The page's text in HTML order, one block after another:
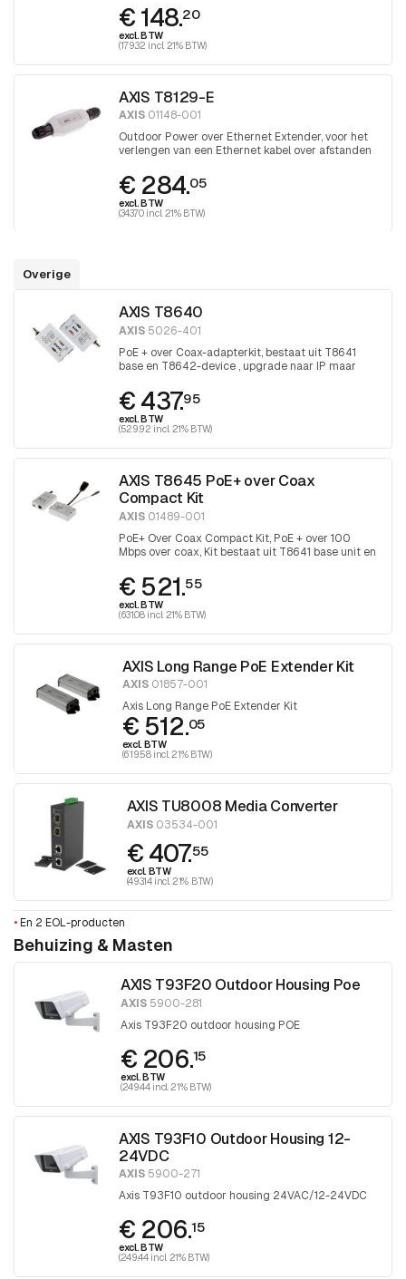
€ 148.20
excl. BTW
(179.32 incl. 21% BTW)
AXIS T8129-E
AXIS 01148-001
Outdoor Power over Ethernet Extender, voor het
verlengen van een Ethernet kabel over afstanden
€ 284.05
excl. BTW
(343.70 incl. 21% BTW)
Overige
AXIS T8640
AXIS 5026-401
PoE + over Coax-adapterkit, bestaat uit T8641
base en T8642-device , upgrade naar IP maar
€ 437.95
excl. BTW
(529.92 incl. 21% BTW)
AXIS T8645 PoE+ over Coax
Compact Kit
AXIS 01489-001
PoE+ Over Coax Compact Kit, PoE + over 100
Mbps over coax, Kit bestaat uit T8641 base unit en
€ 521.55
excl. BTW
(631.08 incl. 21% BTW)
AXIS Long Range PoE Extender Kit
AXIS01857-001
Axis Long Range PoE Extender Kit
€ 512.05
excl. BTW
(619.58 incl. 21% BTW)
AXIS TU8008 Media Converter
AXIS03534-001
€ 407.55
excl. BTW
(493.14 incl. 21% BTW)
• En 2 EOL-producten
Behuizing & Masten
AXIS T93F20 Outdoor Housing Poe
AXIS5900-281
Axis T93F20 outdoor housing POE
€ 206.15
excl. BTW
(249.44 incl. 21% BTW)
AXIS T93F10 Outdoor Housing 12-
24VDC
AXIS 5900-271
Axis T93F10 outdoor housing 24VAC/12-24VDC
€ 206.15
excl. BTW
(249.44 incl. 21% BTW)